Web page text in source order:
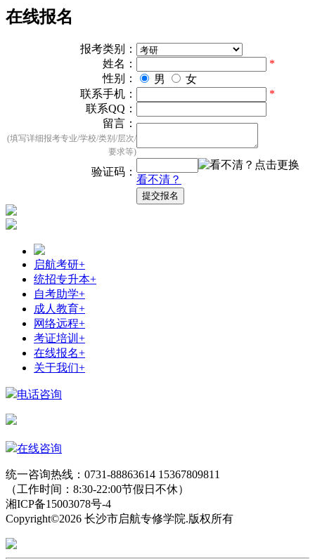
在线报名
报考类别：
姓名：
*
性别：
男
女
联系手机：
*
联系QQ：
留言：
(填写详细报考专业/学校/类别/层次/
要求等)
验证码：
看不清？
启航考研+
统招专升本+
自考助学+
成人教育+
网络远程+
考证培训 +
在线报名+
关于我们+
电话咨询
在线咨询
统一咨询热线：0731-88863614 15367809811
（工作时间：8:30-22:00节假日不休）
湘ICP备15003078号-4
Copyright©2026 长沙市启航专修学院.版权所有